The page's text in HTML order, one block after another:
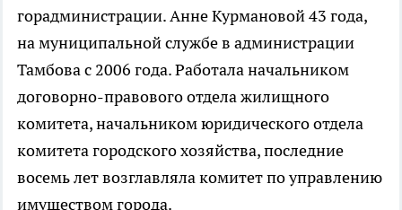
горадминистрации. Анне Курмановой 43 года,
на муниципальной службе в администрации
Тамбова с 2006 года. Работала начальником
договорно-правового отдела жилищного
комитета, начальником юридического отдела
комитета городского хозяйства, последние
восемь лет возглавляла комитет по управлению
имуществом города.